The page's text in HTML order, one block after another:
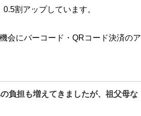
割アップしています。
会にバーコード・QRコード決済のア
負担も増えてきましたが、祖父母な